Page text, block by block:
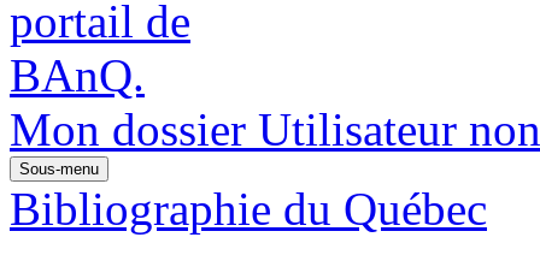
Mon dossier Utilisateur
Sous-menu
Bibliographie du Québec